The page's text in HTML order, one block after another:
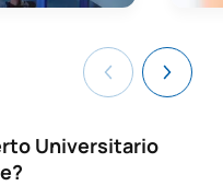
Universitario